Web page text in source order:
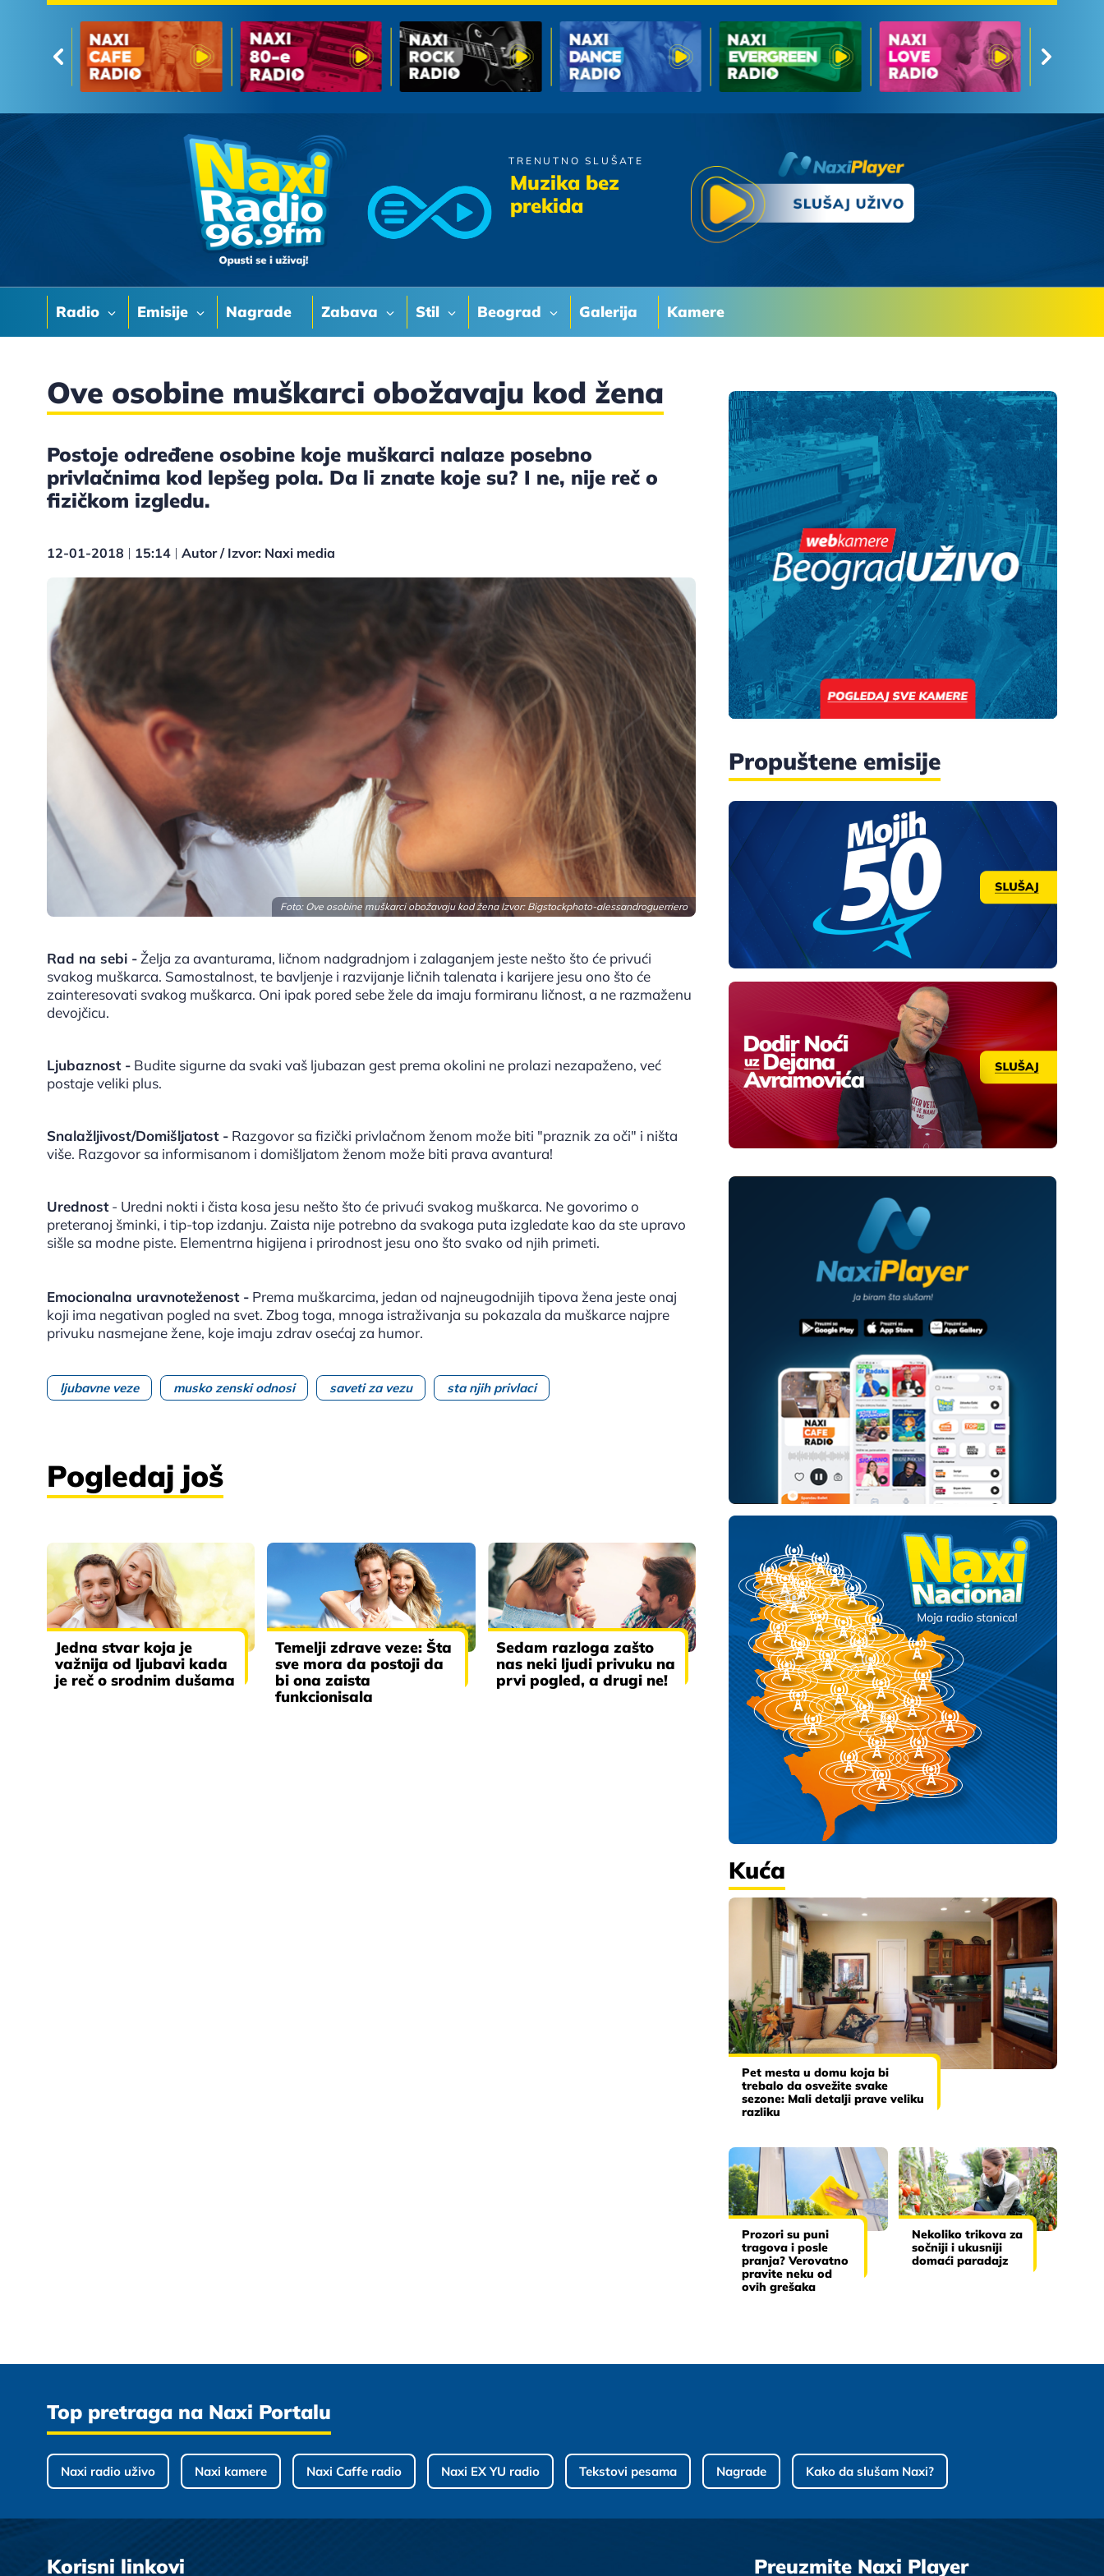
Radio Emisije Nagrade Zabava Stil Beograd Galerija Kamere
TRENUTNO SLUŠATE
Muzika bez
prekida
Sandi Cenov
Ove osobine muškarci obožavaju kod žena
Postoje određene osobine koje muškarci nalaze posebno
privlačnima kod lepšeg pola. Da li znate koje su? I ne, nije reč o
fizičkom izgledu.
12-01-2018 15:14 Autor / Izvor: Naxi media
Foto: Ove osobine muškarci obožavaju kod žena Izvor: Bigstockphoto-alessandroguerriero
Rad na sebi -Želja za avanturama, ličnom nadgradnjom i zalaganjem jeste nešto što će privući
svakog muškarca. Samostalnost, te bavljenje i razvijanje ličnih talenata i karijere jesu ono što će
zainteresovati svakog muškarca. Oni ipak pored sebe žele da imaju formiranu ličnost, a ne razmaženu
devojčicu.
Ljubaznost - Budite sigurne da svaki vaš ljubazan gest prema okolini ne prolazi nezapaženo, već
postaje veliki plus.
Snalažljivost/Domišljatost - Razgovor sa fizički privlačnom ženom može biti "praznik za oči" i ništa
više. Razgovor sa informisanom i domišljatom ženom može biti prava avantura!
Urednost- Uredni nokti i čista kosa jesu nešto što će privući svakog muškarca. Ne govorimo o
preteranoj šminki, i tip-top izdanju. Zaista nije potrebno da svakoga puta izgledate kao da ste upravo
sišle sa modne piste. Elementrna higijena i prirodnost jesu ono što svako od njih primeti.
Emocionalna uravnoteženost - Prema muškarcima, jedan od najneugodnijih tipova žena jeste onaj
koji ima negativan pogled na svet. Zbog toga, mnoga istraživanja su pokazala da muškarce najpre
privuku nasmejane žene, koje imaju zdrav osećaj za humor.
ljubavne veze musko zenski odnosi saveti za vezu sta njih privlaci
Pogledaj još
Jedna stvar koja je
važnija od ljubavi kada
je reč o srodnim dušama
Temelji zdrave veze: Šta
sve mora da postoji da
bi ona zaista
funkcionisala
Sedam razloga zašto
nas neki ljudi privuku na
prvi pogled, a drugi ne!
Propuštene emisije
Kuća
Pet mesta u domu koja bi
trebalo da osvežite svake
sezone: Mali detalji prave veliku
razliku
Prozori su puni
tragova i posle
pranja? Verovatno
pravite neku od
ovih grešaka
Nekoliko trikova za
sočniji i ukusniji
domaći paradajz
Top pretraga na Naxi Portalu
Naxi radio uživo Naxi kamere Naxi Caffe radio Naxi EX YU radio Tekstovi pesama Nagrade Kako da slušam Naxi?
Korisni linkovi Preuzmite Naxi Player